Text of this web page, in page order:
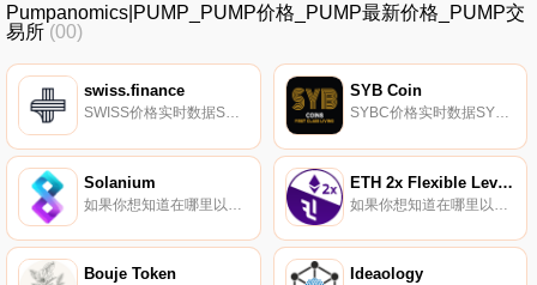
Pumpanomics|PUMP_PUMP价格_PUMP最新价格_PUMP交
易所 (00)
swiss.finance
SWISS价格实时数据SWISS是一种通货紧缩的农业协议,在其自身的生态系统中实现流动性和价格套利功能.
SYB Coin
SYBC价格实时数据SYB房地产公司将自己描述为一个资产支持的房地产市场。团队；我们在房地产市场的做法是与经验丰富的开发商和建筑公司团队合作,帮助我们的项目和愿景从概念到完成.
Solanium ETH 2x Flexible Leverage Index
Bouje Token Ideaology